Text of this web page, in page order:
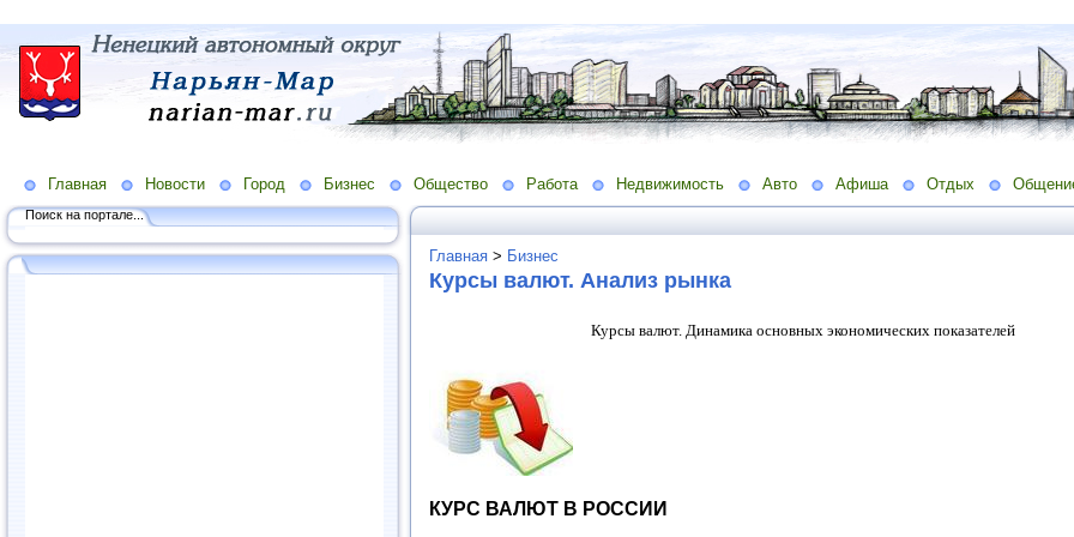
Главная Новости Город Бизнес Общество Работа Недвижимость Авто Афиша Отдых
Поиск на портале...
Главная > Бизнес
Курсы валют. Анализ рынка
Курсы валют. Динамика основных экономических показателей
КУРС ВАЛЮТ В РОССИИ